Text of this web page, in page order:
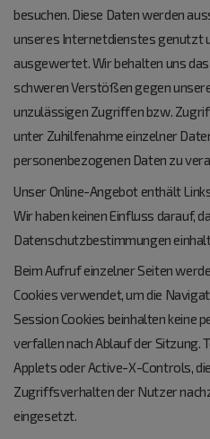
besuchen. Diese Daten werden
unseres Internetdienstes genutzt
ausgewertet. Wir behalten uns
schweren Verstößen gegen
unzulässigen Zugriffen bzw.
unter Zuhilfenahme einzelner
personenbezogenen Daten zu
Unser Online-Angebot enthält
Wir haben keinen Einfluss darauf,
Datenschutzbestimmungen
Beim Aufruf einzelner Seiten
Cookies verwendet, um die
Session Cookies beinhalten keine
verfallen nach Ablauf der Sitzung.
Applets oder Active-X-Controls,
Zugriffsverhalten der Nutzer
eingesetzt.